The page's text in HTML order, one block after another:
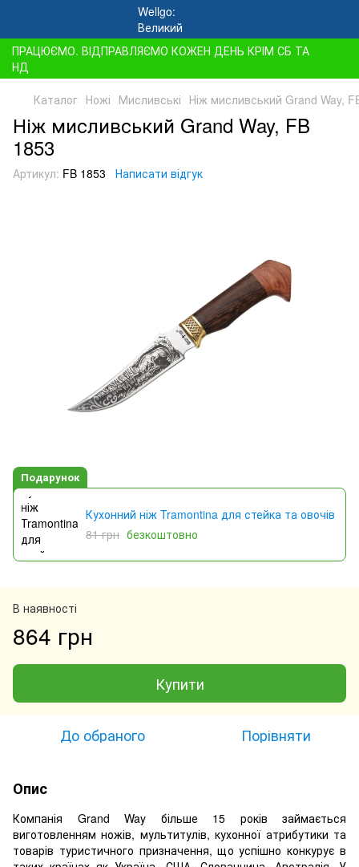
ПРАЦЮЄМО. ВІДПРАВЛЯЄМО КОЖЕН ДЕНЬ КРІМ СБ ТА
НД
Каталог Ножі Мисливські Ніж мисливський Grand Way,
Ніж мисливський Grand Way, FB
1853
Артикул: FB 1853 Написати відгук
Подарунок
Кухонний ніж Tramontina для стейка та овочів
81 грн безкоштовно
В наявності
864 грн
Купити
До обраного Порівняти
Опис
Компанія Grand Way більше 15 років займається
виготовленням ножів, мультитулів, кухонної атрибутики та
товарів туристичного призначення, що успішно конкурує в